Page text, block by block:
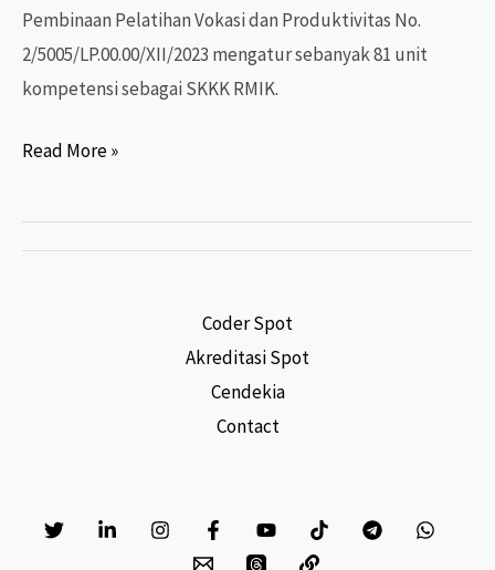
Pembinaan Pelatihan Vokasi dan Produktivitas No.
2/5005/LP.00.00/XII/2023 mengatur sebanyak 81 unit
kompetensi sebagai SKKK RMIK.
SKK
Standar
Kompetensi
dan
Read More »
Coder Spot
Akreditasi Spot
Cendekia
Contact